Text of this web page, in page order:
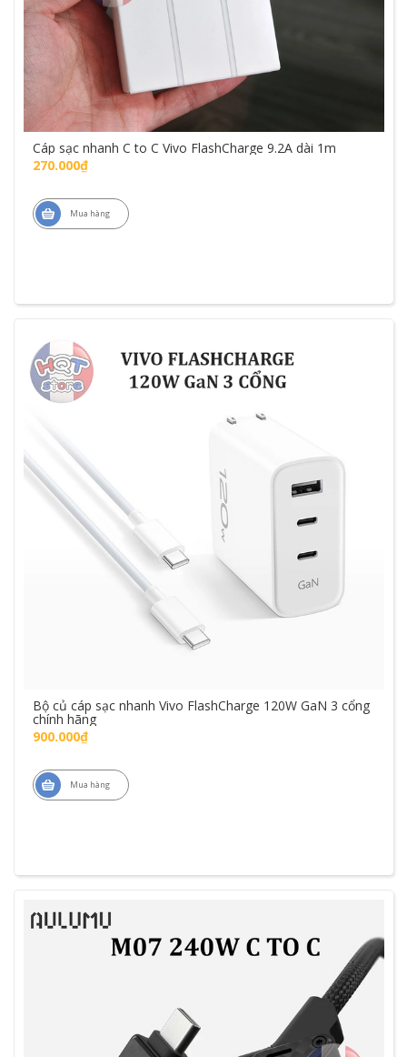
Cáp sạc nhanh C to C Vivo FlashCharge 9.2A dài 1m
270.000₫
Mua hàng
Bộ củ cáp sạc nhanh Vivo FlashCharge 120W GaN 3 cổng
chính hãng
900.000₫
Mua hàng